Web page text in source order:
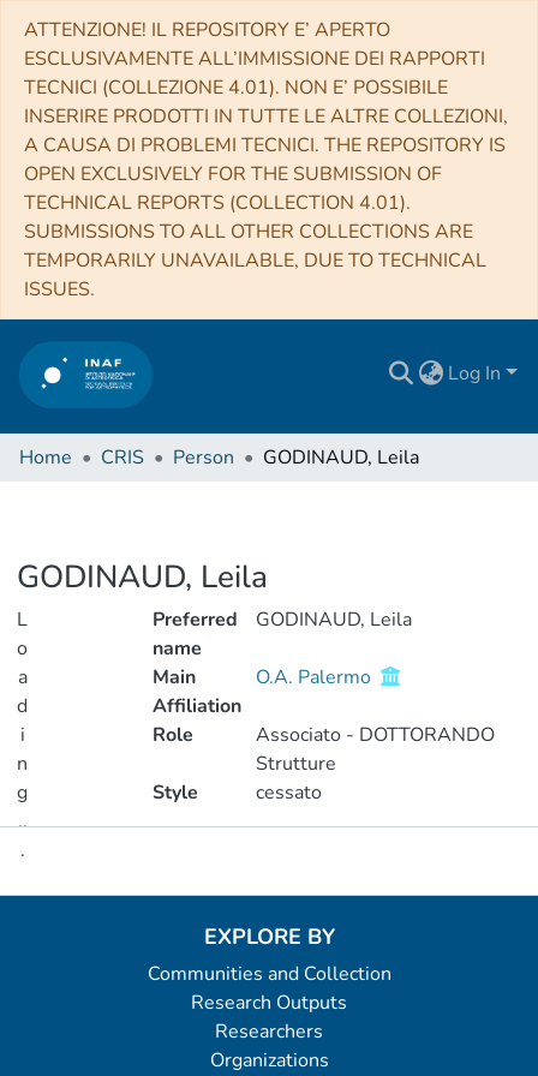
ATTENZIONE! IL REPOSITORY E’ APERTO
ESCLUSIVAMENTE ALL’IMMISSIONE DEI RAPPORTI
TECNICI (COLLEZIONE 4.01). NON E’ POSSIBILE
INSERIRE PRODOTTI IN TUTTE LE ALTRE COLLEZIONI,
A CAUSA DI PROBLEMI TECNICI. THE REPOSITORY IS
OPEN EXCLUSIVELY FOR THE SUBMISSION OF
TECHNICAL REPORTS (COLLECTION 4.01).
SUBMISSIONS TO ALL OTHER COLLECTIONS ARE
TEMPORARILY UNAVAILABLE, DUE TO TECHNICAL
ISSUES.
Log In
Home CRIS Person GODINAUD, Leila
GODINAUD, Leila
L
o
a
d
i
n
g
..
.
Loading...
Preferred
name
GODINAUD, Leila
Main
Affiliation
O.A. Palermo
Role
Associato - DOTTORANDO
Strutture
Style
cessato
EXPLORE BY
Communities and Collection
Research Outputs
Researchers
Organizations